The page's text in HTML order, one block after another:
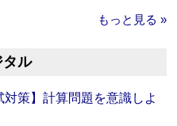
もっと見る »
タル
対策】計算問題を意識しよ